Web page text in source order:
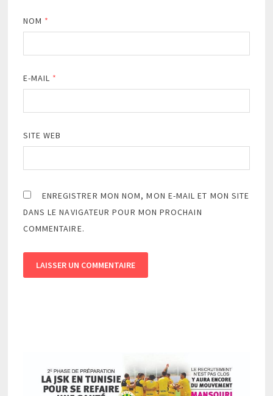
NOM *
E-MAIL *
SITE WEB
ENREGISTRER MON NOM, MON E-MAIL ET MON SITE
DANS LE NAVIGATEUR POUR MON PROCHAIN
COMMENTAIRE.